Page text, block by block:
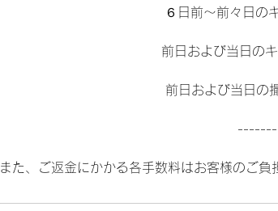
６日前〜前々日
前日および当日の
前日および当日
また、ご返金にかかる各手数料はお客様のご負